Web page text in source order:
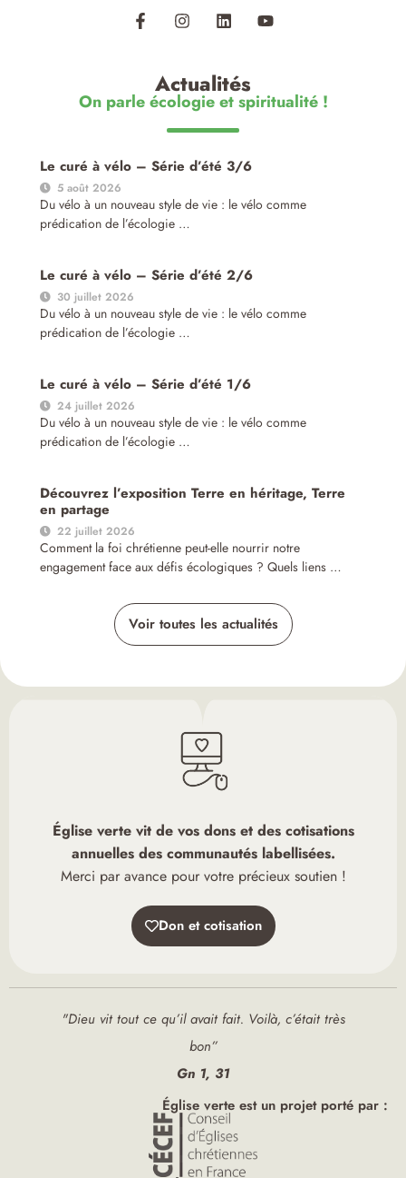
Actualités
On parle écologie et spiritualité !
Le curé à vélo – Série d’été 3/6
5 août 2026
Du vélo à un nouveau style de vie : le vélo comme
prédication de l’écologie …
Le curé à vélo – Série d’été 2/6
30 juillet 2026
Du vélo à un nouveau style de vie : le vélo comme
prédication de l’écologie …
Le curé à vélo – Série d’été 1/6
24 juillet 2026
Du vélo à un nouveau style de vie : le vélo comme
prédication de l’écologie …
Découvrez l’exposition Terre en héritage, Terre
en partage
22 juillet 2026
Comment la foi chrétienne peut-elle nourrir notre
engagement face aux défis écologiques ? Quels liens …
Voir toutes les actualités
Église verte vit de vos dons et des cotisations
annuelles des communautés labellisées.
Merci par avance pour votre précieux soutien !
Don et cotisation
"Dieu vit tout ce qu’il avait fait. Voilà, c’était très
bon”
Gn 1, 31
Église verte est un projet porté par :